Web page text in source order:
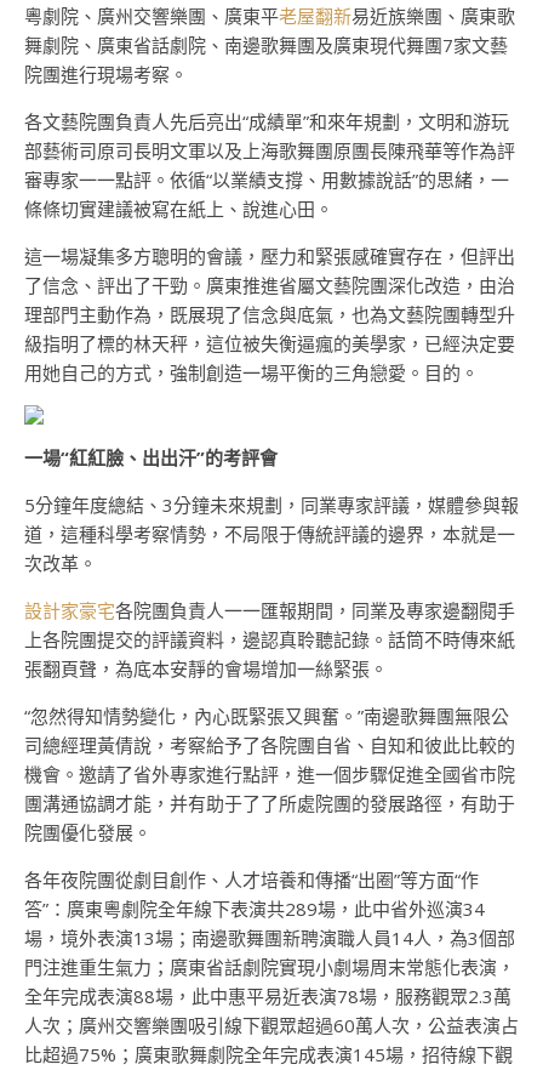
粵劇院、廣州交響樂團、廣東平老屋翻新易近族樂團、廣東歌
舞劇院、廣東省話劇院、南邊歌舞團及廣東現代舞團7家文藝
院團進行現場考察。
各文藝院團負責人先后亮出“成績單”和來年規劃，文明和游玩
部藝術司原司長明文軍以及上海歌舞團原團長陳飛華等作為評
審專家一一點評。依循“以業績支撐、用數據說話”的思緒，一
條條切實建議被寫在紙上、說進心田。
這一場凝集多方聰明的會議，壓力和緊張感確實存在，但評出
了信念、評出了干勁。廣東推進省屬文藝院團深化改造，由治
理部門主動作為，既展現了信念與底氣，也為文藝院團轉型升
級指明了標的林天秤，這位被失衡逼瘋的美學家，已經決定要
用她自己的方式，強制創造一場平衡的三角戀愛。目的。
一場“紅紅臉、出出汗”的考評會
5分鐘年度總結、3分鐘未來規劃，同業專家評議，媒體參與報
道，這種科學考察情勢，不局限于傳統評議的邊界，本就是一
次改革。
設計家豪宅各院團負責人一一匯報期間，同業及專家邊翻閱手
上各院團提交的評議資料，邊認真聆聽記錄。話筒不時傳來紙
張翻頁聲，為底本安靜的會場增加一絲緊張。
“忽然得知情勢變化，內心既緊張又興奮。”南邊歌舞團無限公
司總經理黃倩說，考察給予了各院團自省、自知和彼此比較的
機會。邀請了省外專家進行點評，進一個步驟促進全國省市院
團溝通協調才能，并有助于了了所處院團的發展路徑，有助于
院團優化發展。
各年夜院團從劇目創作、人才培養和傳播“出圈”等方面“作
答”：廣東粵劇院全年線下表演共289場，此中省外巡演34
場，境外表演13場；南邊歌舞團新聘演職人員14人，為3個部
門注進重生氣力；廣東省話劇院實現小劇場周末常態化表演，
全年完成表演88場，此中惠平易近表演78場，服務觀眾2.3萬
人次；廣州交響樂團吸引線下觀眾超過60萬人次，公益表演占
比超過75%；廣東歌舞劇院全年完成表演145場，招待線下觀